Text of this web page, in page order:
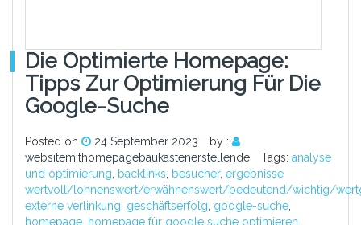
Die Optimierte Homepage:
Tipps Zur Optimierung Für Die
Google-Suche
Posted on 24 September 2023
by :
websitemithomepagebaukastenerstellende
Tags: analyse
und optimierung, backlinks, besucher, ergebnisse
wertvoll/lohnenswert/erwähnenswert/bedeutend/wichtig/
externe verlinkung, geschäftserfolg, google-suche,
homepage homepage für google suche optimieren